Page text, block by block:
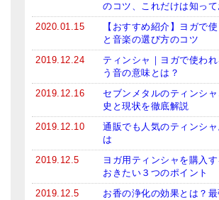
のコツ、これだけは知って
2020.01.15
【おすすめ紹介】ヨガで
と音楽の選び方のコツ
2019.12.24
ティンシャ｜ヨガで使わ
う音の意味とは？
2019.12.16
セブンメタルのティンシ
史と現状を徹底解説
2019.12.10
通販でも人気のティンシャ
は
2019.12.5
ヨガ用ティンシャを購入
おきたい３つのポイント
2019.12.5
お香の浄化の効果とは？